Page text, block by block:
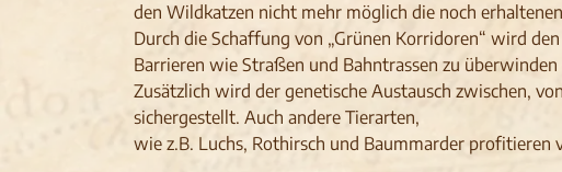
den Wildkatzen nicht mehr möglich die noch
Durch die Schaffung von „Grünen Korridoren“ wird
Barrieren wie Straßen und Bahntrassen zu
Zusätzlich wird der genetische Austausch zwischen,
sichergestellt. Auch andere Tierarten,
wie z.B. Luchs, Rothirsch und Baummarder profitieren